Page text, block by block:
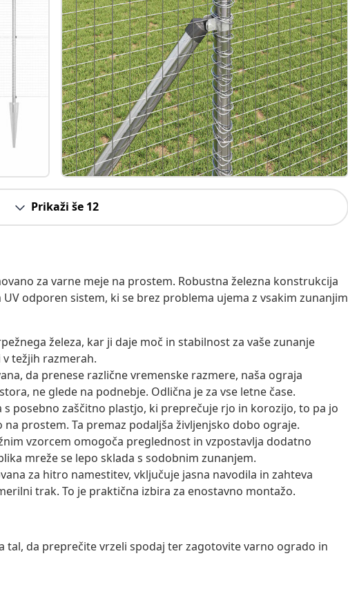
Prikaži še 12
za varne meje na prostem. Robustna železna konstrukcija
odporen sistem, ki se brez problema ujema z vsakim zunanjim
železa, kar ji daje moč in stabilnost za vaše zunanje
težjih razmerah.
da prenese različne vremenske razmere, naša ograja
ne glede na podnebje. Odlična je za vse letne čase.
s posebno zaščitno plastjo, ki preprečuje rjo in korozijo, to pa jo
prostem. Ta premaz podaljša življenjsko dobo ograje.
vzorcem omogoča preglednost in vzpostavlja dodatno
mreže se lepo sklada s sodobnim zunanjem.
za hitro namestitev, vključuje jasna navodila in zahteva
trak. To je praktična izbira za enostavno montažo.
tal, da preprečite vrzeli spodaj ter zagotovite varno ogrado in